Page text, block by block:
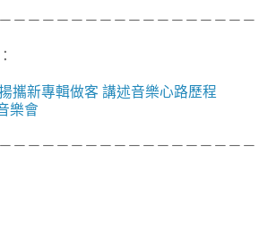
－－－－－－－－－－－－－－－－－
攜新專輯做客 講述音樂心路歷程
樂會
－－－－－－－－－－－－－－－－－